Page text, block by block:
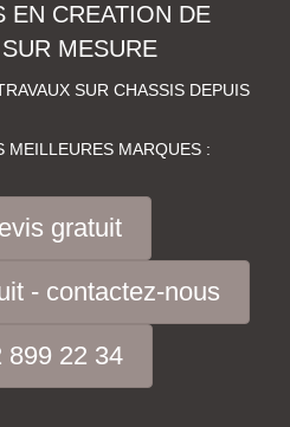
EN CREATION DE
MESURE
SUR CHASSIS DEPUIS
MEILLEURES MARQUES :
gratuit
- contactez-nous
899 22 34